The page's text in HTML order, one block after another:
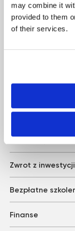
may combine it
provided to them
of their services.
Rękojeść z
Innowacyjny
Zwrot z inwestycji
Bezpłatne
Finanse